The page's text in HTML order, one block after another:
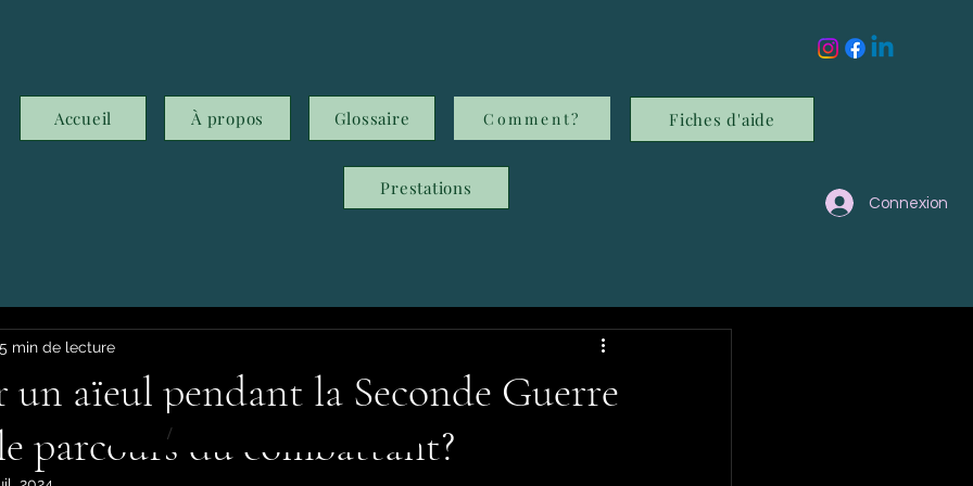
Accueil À propos Glossaire Comment? Fiches d'aide
Prestations
Connexion
un aïeul pendant la Seconde Guerre
parcours du combattant?
5 min de lecture
/